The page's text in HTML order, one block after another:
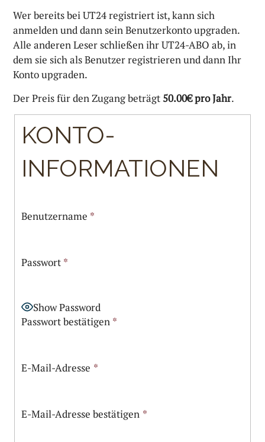
Wer bereits bei UT24 registriert ist, kann sich
anmelden und dann sein Benutzerkonto upgraden.
Alle anderen Leser schließen ihr UT24-ABO ab, in
dem sie sich als Benutzer registrieren und dann Ihr
Konto upgraden.
Der Preis für den Zugang beträgt 50.00€ pro Jahr.
KONTO-
INFORMATIONEN
Benutzername *
Passwort *
Show Password
Passwort bestätigen *
E-Mail-Adresse *
E-Mail-Adresse bestätigen *